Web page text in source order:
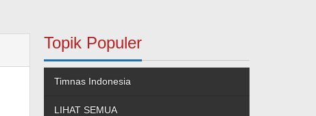
Topik Populer
Timnas Indonesia
LIHAT SEMUA